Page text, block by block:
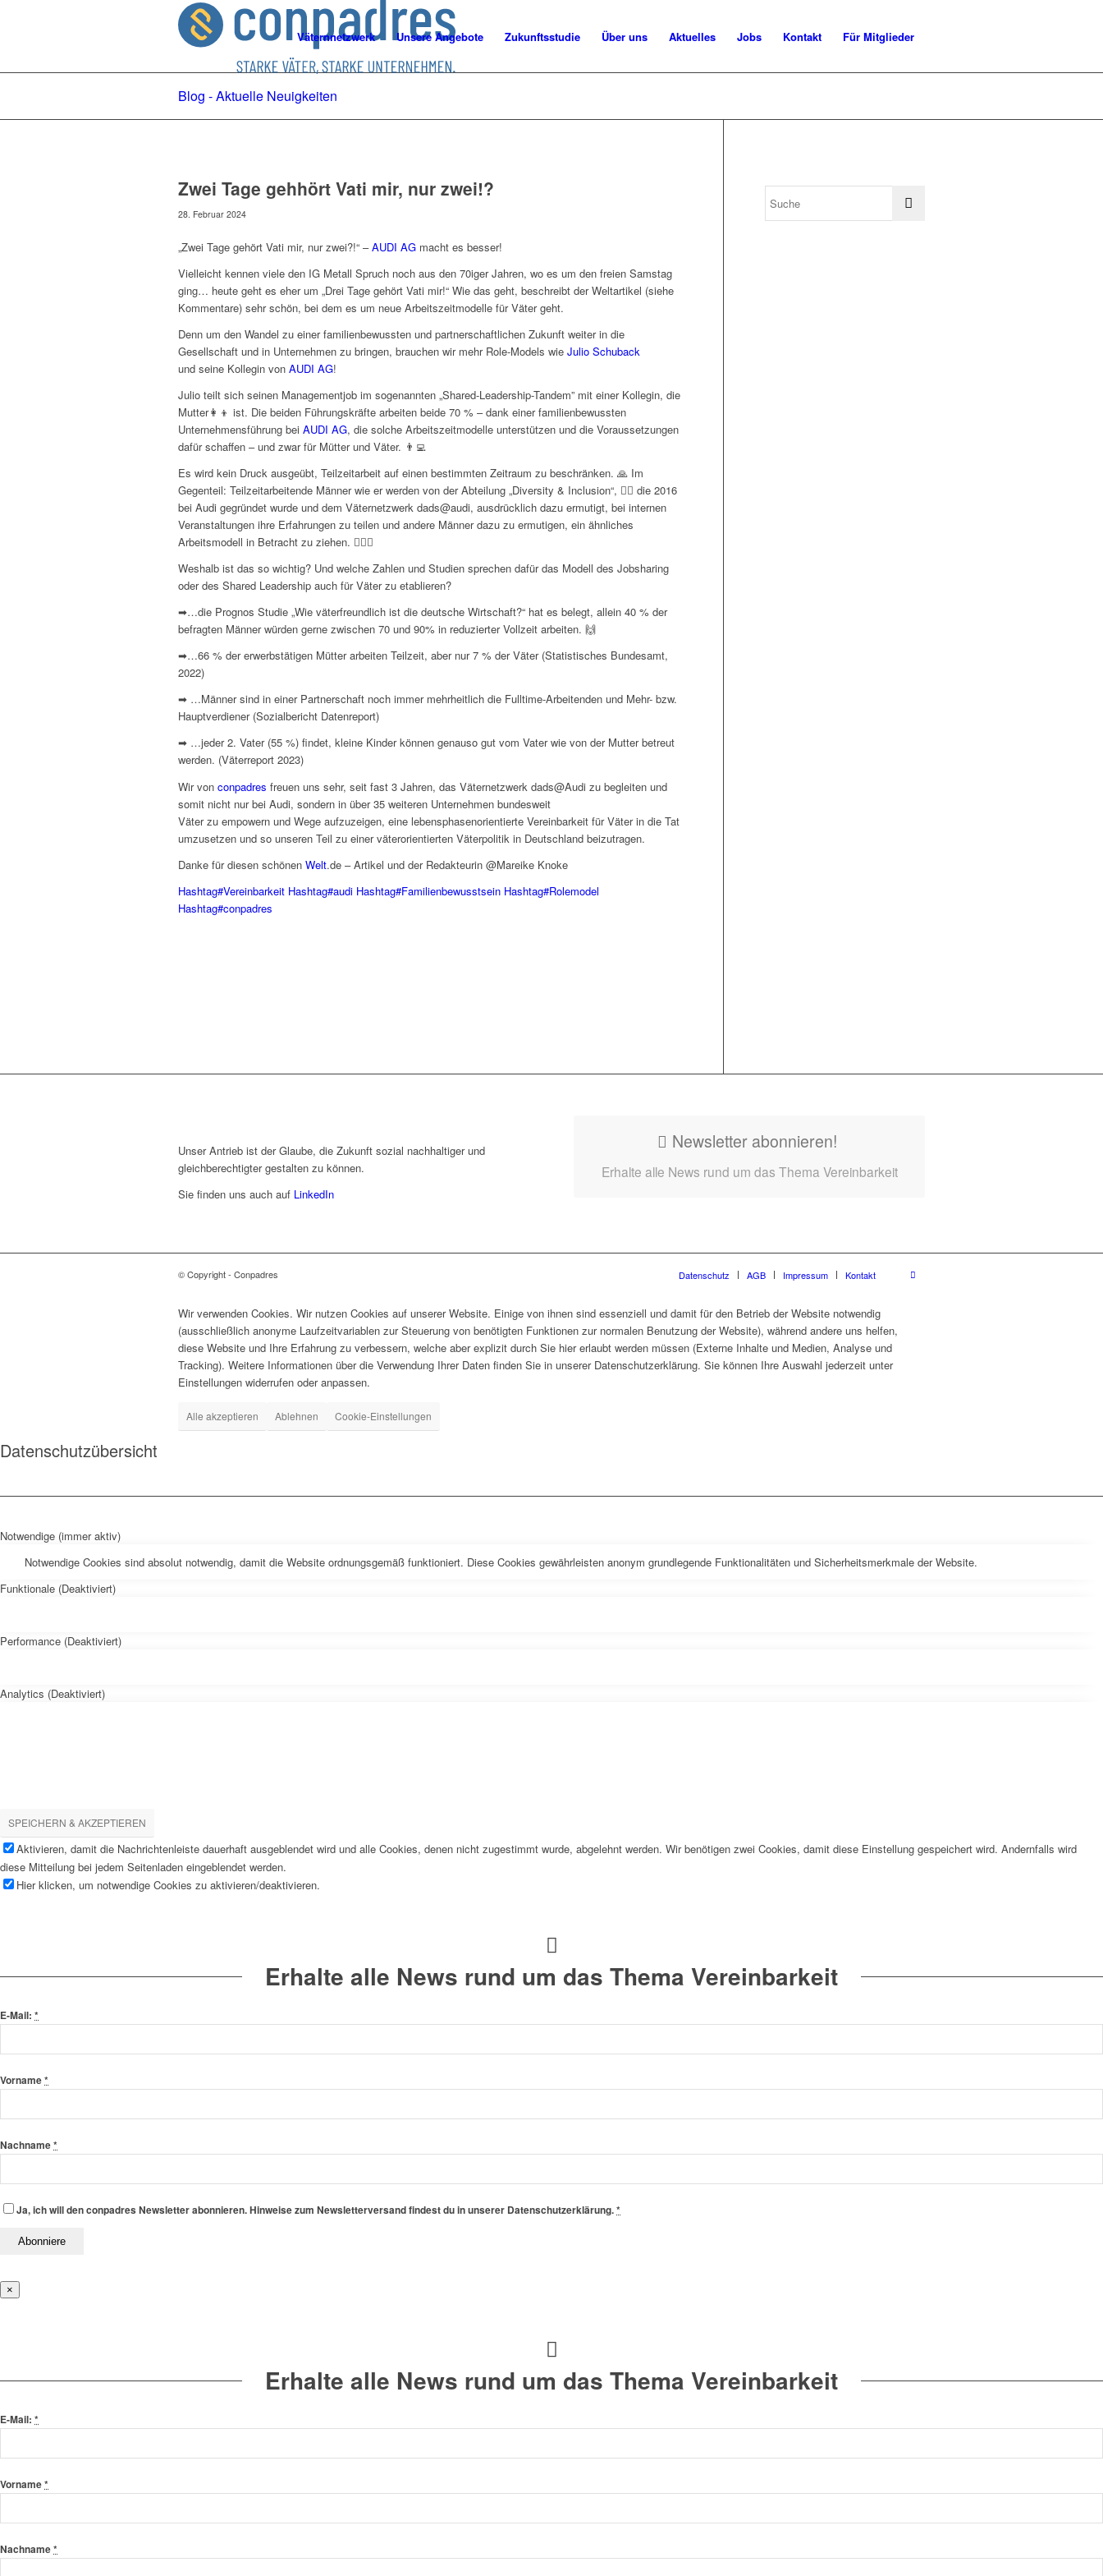
Väternnetzwerk Unsere Angebote Zukunftsstudie Über uns Aktuelles Jobs Kontakt Für Mitglieder
Blog - Aktuelle Neuigkeiten
Zwei Tage gehhört Vati mir, nur zwei!?
28. Februar 2024
„Zwei Tage gehört Vati mir, nur zwei?!“ –AUDI AG macht es besser!
Vielleicht kennen viele den IG Metall Spruch noch aus den 70iger Jahren, wo es um den freien Samstag
ging… heute geht es eher um „Drei Tage gehört Vati mir!“ Wie das geht, beschreibt der Weltartikel (siehe
Kommentare) sehr schön, bei dem es um neue Arbeitszeitmodelle für Väter geht.
Denn um den Wandel zu einer familienbewussten und partnerschaftlichen Zukunft weiter in die
Gesellschaft und in Unternehmen zu bringen, brauchen wir mehr Role-Models wie Julio Schuback
und seine Kollegin von AUDI AG!
Julio teilt sich seinen Managementjob im sogenannten „Shared-Leadership-Tandem” mit einer Kollegin, die
Mutter👩‍👦 ist. Die beiden Führungskräfte arbeiten beide 70 % – dank einer familienbewussten
Unternehmensführung bei AUDI AG, die solche Arbeitszeitmodelle unterstützen und die Voraussetzungen
dafür schaffen – und zwar für Mütter und Väter. 👨‍💻
Es wird kein Druck ausgeübt, Teilzeitarbeit auf einen bestimmten Zeitraum zu beschränken. 🙏 Im
Gegenteil: Teilzeitarbeitende Männer wie er werden von der Abteilung „Diversity & Inclusion“, 🏳️‍🌈 die 2016
bei Audi gegründet wurde und dem Väternetzwerk dads@audi, ausdrücklich dazu ermutigt, bei internen
Veranstaltungen ihre Erfahrungen zu teilen und andere Männer dazu zu ermutigen, ein ähnliches
Arbeitsmodell in Betracht zu ziehen. 🙋🏼‍♂️
Weshalb ist das so wichtig? Und welche Zahlen und Studien sprechen dafür das Modell des Jobsharing
oder des Shared Leadership auch für Väter zu etablieren?
➡…die Prognos Studie „Wie väterfreundlich ist die deutsche Wirtschaft?“ hat es belegt, allein 40 % der
befragten Männer würden gerne zwischen 70 und 90% in reduzierter Vollzeit arbeiten. 🙌
➡…66 % der erwerbstätigen Mütter arbeiten Teilzeit, aber nur 7 % der Väter (Statistisches Bundesamt,
2022)
➡ …Männer sind in einer Partnerschaft noch immer mehrheitlich die Fulltime-Arbeitenden und Mehr- bzw.
Hauptverdiener (Sozialbericht Datenreport)
➡ …jeder 2. Vater (55 %) findet, kleine Kinder können genauso gut vom Vater wie von der Mutter betreut
werden. (Väterreport 2023)
Wir von conpadres freuen uns sehr, seit fast 3 Jahren, das Väternetzwerk dads@Audi zu begleiten und
somit nicht nur bei Audi, sondern in über 35 weiteren Unternehmen bundesweit
Väter zu empowern und Wege aufzuzeigen, eine lebensphasenorientierte Vereinbarkeit für Väter in die Tat
umzusetzen und so unseren Teil zu einer väterorientierten Väterpolitik in Deutschland beizutragen.
Danke für diesen schönen Welt.de – Artikel und der Redakteurin @Mareike Knoke
Hashtag#Vereinbarkeit Hashtag#audi Hashtag#Familienbewusstsein Hashtag#Rolemodel
Hashtag#conpadres
Unser Antrieb ist der Glaube, die Zukunft sozial nachhaltiger und
gleichberechtigter gestalten zu können.
Sie finden uns auch auf LinkedIn
Newsletter abonnieren!
Erhalte alle News rund um das Thema Vereinbarkeit
© Copyright - Conpadres Datenschutz AGB Impressum Kontakt
Wir verwenden Cookies. Wir nutzen Cookies auf unserer Website. Einige von ihnen sind essenziell und damit für den Betrieb der Website notwendig
(ausschließlich anonyme Laufzeitvariablen zur Steuerung von benötigten Funktionen zur normalen Benutzung der Website), während andere uns helfen,
diese Website und Ihre Erfahrung zu verbessern, welche aber explizit durch Sie hier erlaubt werden müssen (Externe Inhalte und Medien, Analyse und
Tracking). Weitere Informationen über die Verwendung Ihrer Daten finden Sie in unserer Datenschutzerklärung. Sie können Ihre Auswahl jederzeit unter
Einstellungen widerrufen oder anpassen.
Alle akzeptieren Ablehnen Cookie-Einstellungen
Datenschutzübersicht
Notwendige (immer aktiv)
Notwendige Cookies sind absolut notwendig, damit die Website ordnungsgemäß funktioniert. Diese Cookies gewährleisten anonym grundlegende Funktionalitäten und Sicherheitsmerkmale der Website.
Funktionale (Deaktiviert)
Performance (Deaktiviert)
Analytics (Deaktiviert)
SPEICHERN & AKZEPTIEREN
Aktivieren, damit die Nachrichtenleiste dauerhaft ausgeblendet wird und alle Cookies, denen nicht zugestimmt wurde, abgelehnt werden. Wir benötigen zwei Cookies, damit diese Einstellung gespeichert wird. Andernfalls wird
diese Mitteilung bei jedem Seitenladen eingeblendet werden.
Hier klicken, um notwendige Cookies zu aktivieren/deaktivieren.
Erhalte alle News rund um das Thema Vereinbarkeit
E-Mail: *
Vorname*
Nachname*
Ja, ich will den conpadres Newsletter abonnieren. Hinweise zum Newsletterversand findest du in unserer Datenschutzerklärung.*
×
Erhalte alle News rund um das Thema Vereinbarkeit
E-Mail: *
Vorname*
Nachname*